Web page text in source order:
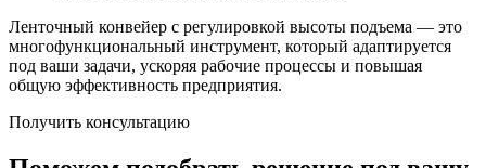
Ленточный конвейер с регулировкой высоты подъема — это
многофункциональный инструмент, который адаптируется
под ваши задачи, ускоряя рабочие процессы и повышая
общую эффективность предприятия.
Получить консультацию